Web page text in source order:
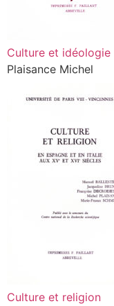
Culture et
Plaisance Michel
Culture et religion